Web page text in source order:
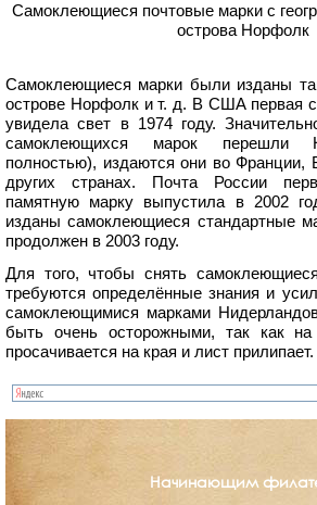
Самоклеющиеся почтовые марки с
острова Норфолк
Самоклеющиеся марки были изданы
острове Норфолк и т. д. В США первая
увидела свет в 1974 году.
самоклеющихся марок перешли
полностью), издаются они во Франции,
других странах. Почта России
памятную марку выпустила в 2002
изданы самоклеющиеся стандартные
продолжен в 2003 году.
Для того, чтобы снять
требуются определённые знания и
самоклеющимися марками
быть очень осторожными, так как
просачивается на края и лист прилипает.
Начинающим